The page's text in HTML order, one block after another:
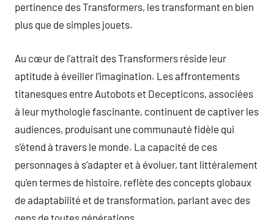
pertinence des Transformers, les transformant en bien
plus que de simples jouets.
Au cœur de l’attrait des Transformers réside leur
aptitude à éveiller l’imagination. Les affrontements
titanesques entre Autobots et Decepticons, associées
à leur mythologie fascinante, continuent de captiver les
audiences, produisant une communauté fidèle qui
s’étend à travers le monde. La capacité de ces
personnages à s’adapter et à évoluer, tant littéralement
qu’en termes de histoire, reflète des concepts globaux
de adaptabilité et de transformation, parlant avec des
gens de toutes générations.